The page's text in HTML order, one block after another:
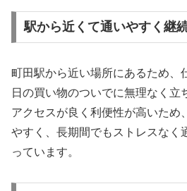
駅から近くて通いやすく継
町田駅から近い場所にあるため、
日の買い物のついでに無理なく立
アクセスが良く利便性が高いため
やすく、長期間でもストレスなく
っています。